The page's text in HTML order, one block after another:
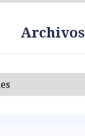
Archivos